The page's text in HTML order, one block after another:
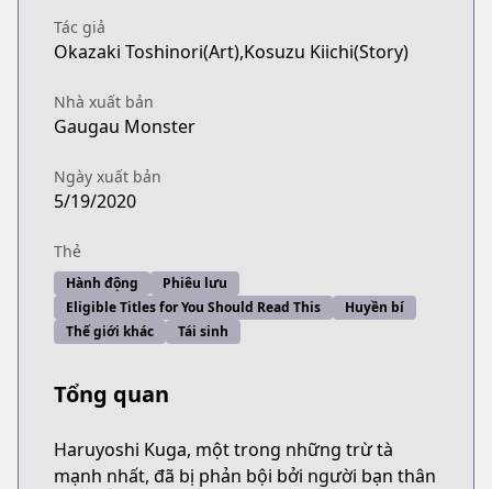
Tác giả
Okazaki Toshinori(Art),Kosuzu Kiichi(Story)
Nhà xuất bản
Gaugau Monster
Ngày xuất bản
5/19/2020
Thẻ
Hành động
Phiêu lưu
Eligible Titles for You Should Read This
Huyền bí
Thế giới khác
Tái sinh
Tổng quan
Haruyoshi Kuga, một trong những trừ tà
mạnh nhất, đã bị phản bội bởi người bạn thân